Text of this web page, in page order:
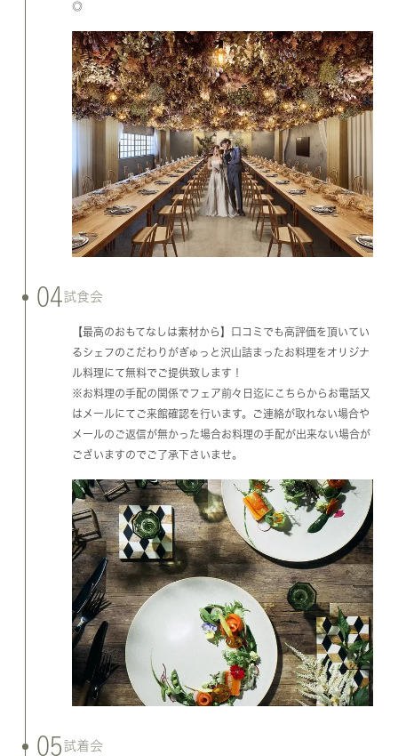
◎
04試食会
【最高のおもてなしは素材から】口コミでも高評価を頂いてい
るシェフのこだわりがぎゅっと沢山詰まったお料理をオリジナ
ル料理にて無料でご提供致します！
※お料理の手配の関係でフェア前々日迄にこちらからお電話又
はメールにてご来館確認を行います。ご連絡が取れない場合や
メールのご返信が無かった場合お料理の手配が出来ない場合が
ございますのでご了承下さいませ。
05 試着会